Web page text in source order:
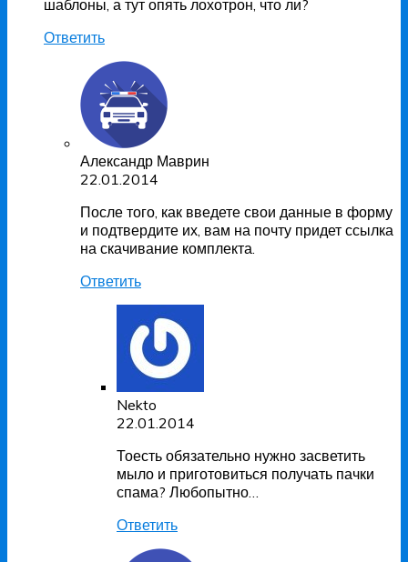
шаблоны, а тут опять лохотрон, что ли?
Ответить
Александр Маврин
22.01.2014
После того, как введете свои данные в форму
и подтвердите их, вам на почту придет ссылка
на скачивание комплекта.
Ответить
Nekto
22.01.2014
Тоесть обязательно нужно засветить
мыло и приготовиться получать пачки
спама? Любопытно…
Ответить